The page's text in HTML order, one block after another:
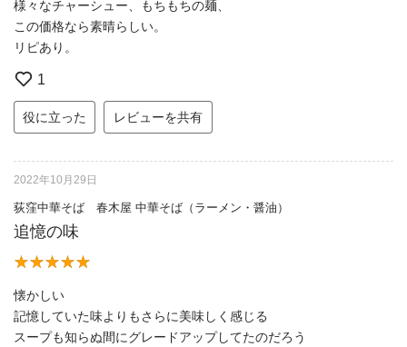
様々なチャーシュー、もちもちの麺、
この価格なら素晴らしい。
リピあり。
1
役に立った レビューを共有
2022年10月29日
荻窪中華そば 春木屋 中華そば（ラーメン・醤油）
追憶の味
懐かしい
記憶していた味よりもさらに美味しく感じる
スープも知らぬ間にグレードアップしてたのだろう